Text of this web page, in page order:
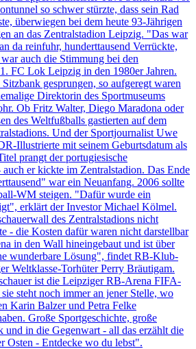
so schwer stürzte, dass sein Rad
überwiegen bei dem heute 93-Jährigen
an das Zentralstadion Leipzig. "Das war
da reinfuhr, hunderttausend Verrückte,
auch die Stimmung bei den
FC Lok Leipzig in den 1980er Jahren.
gesprungen, so aufgeregt waren
Direktorin des Sportmuseums
Ob Fritz Walter, Diego Maradona oder
des Weltfußballs gastierten auf dem
Und der Sportjournalist Uwe
Illustrierte mit seinem Geburtsdatum als
prangt der portugiesische
er kickte im Zentralstadion. Das Ende
war ein Neuanfang. 2006 sollte
WM steigen. "Dafür wurde ein
erklärt der Investor Michael Kölmel.
des Zentralstadions nicht
- die Kosten dafür waren nicht darstellbar
in den Wall hineingebaut und ist über
wunderbare Lösung", findet RB-Klub-
Weltklasse-Torhüter Perry Bräutigam.
ist die Leipziger RB-Arena FIFA-
steht noch immer an jener Stelle, wo
Karin Balzer und Petra Felke
Große Sportgeschichte, große
in die Gegenwart - all das erzählt die
Osten - Entdecke wo du lebst".